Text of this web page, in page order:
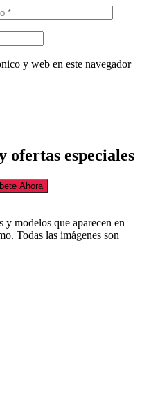
y web en este navegador
ofertas especiales
Ahora
y modelos que aparecen en
Todas las imágenes son